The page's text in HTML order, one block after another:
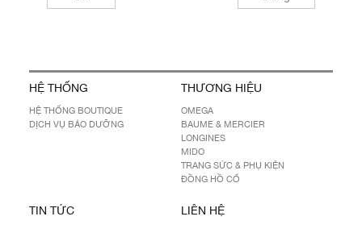
HỆ THỐNG
HỆ THỐNG BOUTIQUE
DỊCH VỤ BẢO DƯỠNG
THƯƠNG HIỆU
OMEGA
BAUME & MERCIER
LONGINES
MIDO
TRANG SỨC & PHỤ KIỆN
ĐỒNG HỒ CỔ
TIN TỨC LIÊN HỆ